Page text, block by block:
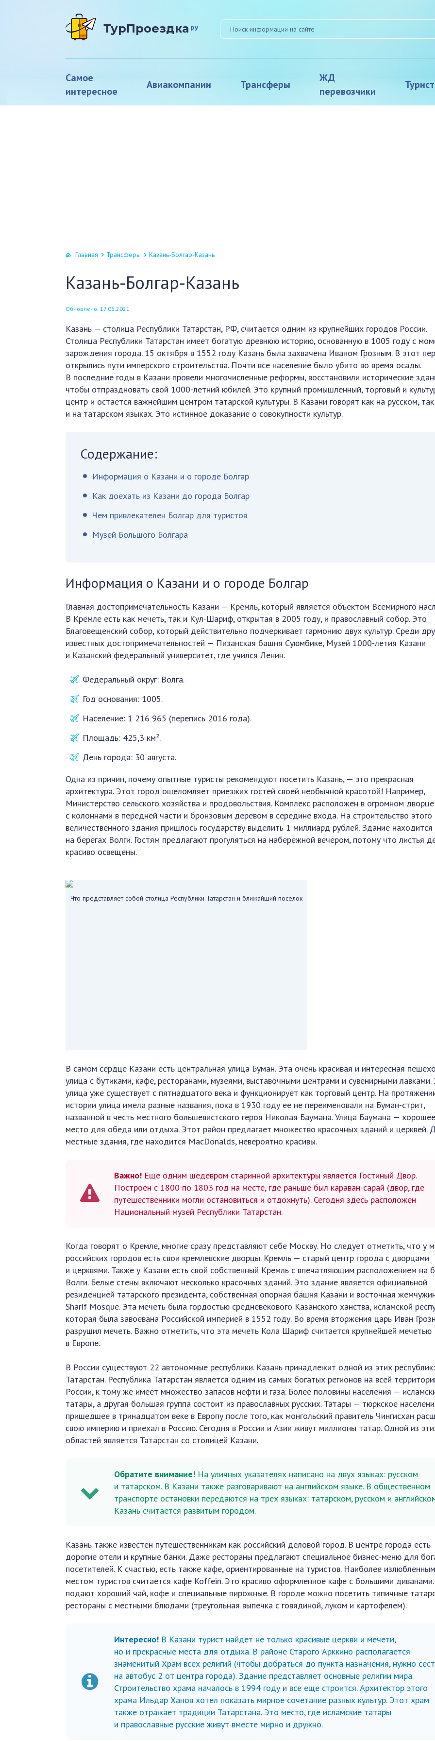
ТурПроездка ру
Самое
интересное
Авиакомпании Трансферы
ЖД
перевозчики
Главная Трансферы Казань-Болгар-Казань
Казань-Болгар-Казань
Обновлено: 17.06.2021
Казань — столица Республики Татарстан, РФ, считается одним из крупнейших городов России.
Столица Республики Татарстан имеет богатую древнюю историю, основанную в 1005 году с
зарождения города. 15 октября в 1552 году Казань была захвачена Иваном Грозным. В этот
открылись пути имперского строительства. Почти все население было убито во время осады.
В последние годы в Казани провели многочисленные реформы, восстановили исторические
чтобы отпраздновать свой 1000-летний юбилей. Это крупный промышленный, торговый и
центр и остается важнейшим центром татарской культуры. В Казани говорят как на русском, так
и на татарском языках. Это истинное доказание о совокупности культур.
Содержание:
Информация о Казани и о городе Болгар
Как доехать из Казани до города Болгар
Чем привлекателен Болгар для туристов
Музей Большого Болгара
Информация о Казани и о городе Болгар
Главная достопримечательность Казани — Кремль, который является объектом Всемирного
В Кремле есть как мечеть, так и Кул-Шариф, открытая в 2005 году, и православный собор. Это
Благовещенский собор, который действительно подчеркивает гармонию двух культур. Среди
известных достопримечательностей — Пизанская башня Суюмбике, Музей 1000-летия Казани
и Казанский федеральный университет, где учился Ленин.
Федеральный округ: Волга.
Год основания: 1005.
Население: 1 216 965 (перепись 2016 года).
Площадь: 425,3 км².
День города: 30 августа.
Одна из причин, почему опытные туристы рекомендуют посетить Казань, — это прекрасная
архитектура. Этот город ошеломляет приезжих гостей своей необычной красотой! Например,
Министерство сельского хозяйства и продовольствия. Комплекс расположен в огромном дворце
с колоннами в передней части и бронзовым деревом в середине входа. На строительство этого
величественного здания пришлось государству выделить 1 миллиард рублей. Здание находится
на берегах Волги. Гостям предлагают прогуляться на набережной вечером, потому что листья
красиво освещены.
Что представляет собой столица Республики Татарстан и ближайший поселок
В самом сердце Казани есть центральная улица Буман. Эта очень красивая и интересная
улица с бутиками, кафе, ресторанами, музеями, выставочными центрами и сувенирными лавками.
улица уже существует с пятнадцатого века и функционирует как торговый центр. На
истории улица имела разные названия, пока в 1930 году ее не переименовали на Буман-стрит,
названной в честь местного большевистского героя Николая Баумана. Улица Баумана — хорошее
место для обеда или отдыха. Этот район предлагает множество красочных зданий и церквей.
местные здания, где находится MacDonalds, невероятно красивы.
Важно! Еще одним шедевром старинной архитектуры является Гостиный Двор.
Построен с 1800 по 1803 год на месте, где раньше был караван-сарай (двор, где
путешественники могли остановиться и отдохнуть). Сегодня здесь расположен
Национальный музей Республики Татарстан.
Когда говорят о Кремле, многие сразу представляют себе Москву. Но следует отметить, что у
российских городов есть свои кремлевские дворцы. Кремль — старый центр города с дворцами
и церквями. Также у Казани есть свой собственный Кремль с впечатляющим расположением на
Волги. Белые стены включают несколько красочных зданий. Это здание является официальной
резиденцией татарского президента, собственная опорная башня Казани и восточная
Sharif Mosque. Эта мечеть была гордостью средневекового Казанского ханства, исламской
которая была завоевана Российской империей в 1552 году. Во время вторжения царь Иван
разрушил мечеть. Важно отметить, что эта мечеть Кола Шариф считается крупнейшей мечетью
в Европе.
В России существуют 22 автономные республики. Казань принадлежит одной из этих республик:
Татарстан. Республика Татарстан является одним из самых богатых регионов на всей
России, к тому же имеет множество запасов нефти и газа. Более половины населения —
татары, а другая большая группа состоит из православных русских. Татары — тюркское
пришедшее в тринадцатом веке в Европу после того, как монгольский правитель Чингисхан
свою империю и приехал в Россию. Сегодня в России и Азии живут миллионы татар. Одной из
областей является Татарстан со столицей Казани.
Обратите внимание! На уличных указателях написано на двух языках: русском
и татарском. В Казани также разговаривают на английском языке. В общественном
транспорте остановки передаются на трех языках: татарском, русском и
Казань считается развитым городом.
Казань также известен путешественникам как российский деловой город. В центре города есть
дорогие отели и крупные банки. Даже рестораны предлагают специальное бизнес-меню для
посетителей. К счастью, есть также кафе, ориентированные на туристов. Наиболее излюбленным
местом туристов считается кафе Koffein. Это красиво оформленное кафе с большими
подают хороший чай, кофе и специальные пирожные. В городе можно посетить типичные
рестораны с местными блюдами (треугольная выпечка с говядиной, луком и картофелем).
Интересно! В Казани турист найдет не только красивые церкви и мечети,
но и прекрасные места для отдыха. В районе Старого Арккино располагается
знаменитый Храм всех религий (чтобы добраться до пункта назначения, нужно
на автобус 2 от центра города). Здание представляет основные религии мира.
Строительство храма началось в 1994 году и все еще строится. Архитектор этого
храма Ильдар Ханов хотел показать мирное сочетание разных культур. Этот храм
также отражает традиции Татарстана. Это место, где исламские татары
и православные русские живут вместе мирно и дружно.